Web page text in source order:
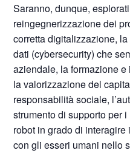
Saranno, dunque,
reingegnerizzazione dei
corretta digitalizzazione,
dati (cybersecurity) che
aziendale, la formazione
la valorizzazione del
responsabilità sociale,
strumento di supporto per
robot in grado di
con gli esseri umani nello